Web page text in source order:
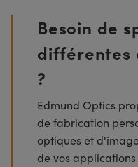
Besoin de
différentes
?
Edmund Optics
de fabrication
optiques et
de vos